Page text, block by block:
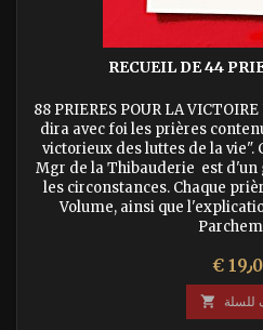
RECUEIL DE 44
88 PRIERES POUR LA
dira avec foi les prières
victorieux des luttes de la
Mgr de la Thibauderie est d'un
les circonstances. Chaque
Volume, ainsi que
السعر
